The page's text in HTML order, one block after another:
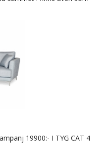
19900:- I TYG CAT 4